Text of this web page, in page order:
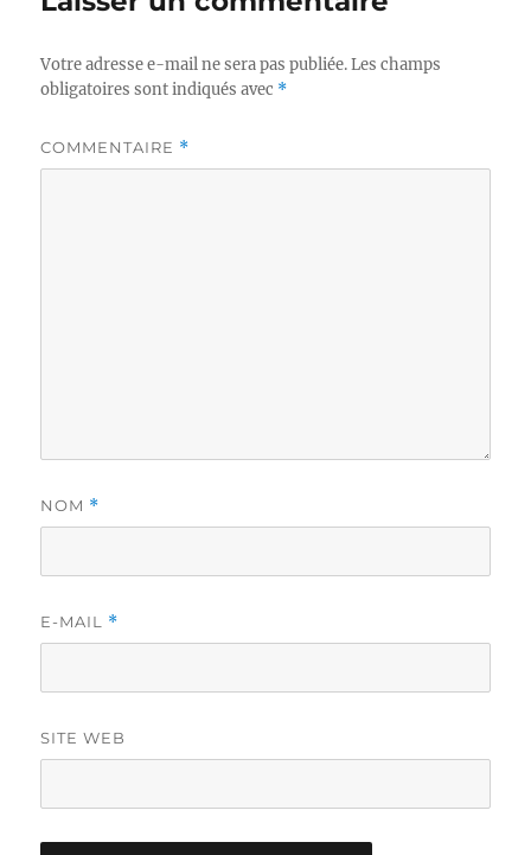
Votre adresse e-mail ne sera pas publiée. Les champs
obligatoires sont indiqués avec *
COMMENTAIRE *
NOM *
E-MAIL *
SITE WEB